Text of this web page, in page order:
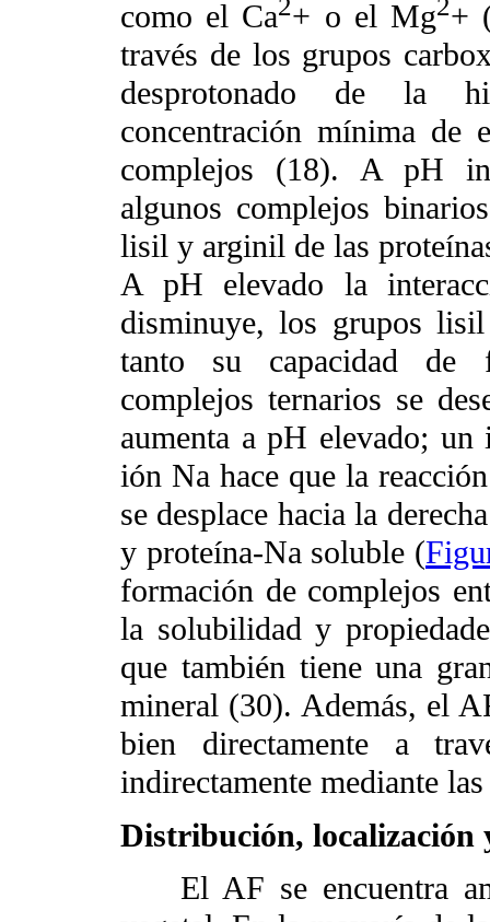
como el Ca + o el Mg +
través de los grupos
desprotonado de la
concentración mínima de
complejos (18). A pH
algunos complejos
lisil y arginil de las
A pH elevado la
disminuye, los grupos
tanto su capacidad de
complejos ternarios se
aumenta a pH elevado;
ión Na hace que la
se desplace hacia la
y proteína-Na soluble (
formación de complejos
la solubilidad y
que también tiene una
mineral (30). Además, el
bien directamente a
indirectamente mediante
Distribución, localización
El AF se encuentra